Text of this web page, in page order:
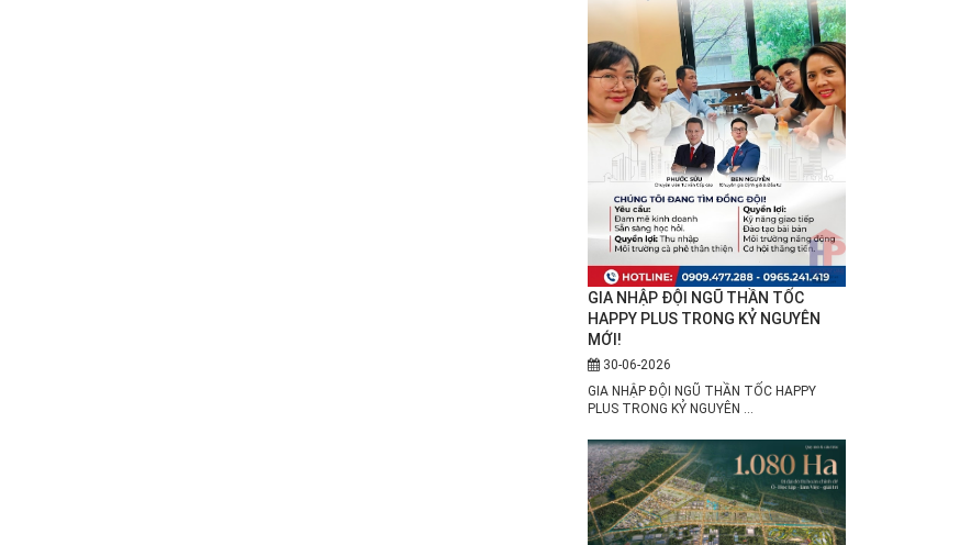
GIA NHẬP ĐỘI NGŨ THẦN TỐC
HAPPY PLUS TRONG KỶ NGUYÊN
MỚI!
30-06-2026
GIA NHẬP ĐỘI NGŨ THẦN TỐC HAPPY
PLUS TRONG KỶ NGUYÊN ...